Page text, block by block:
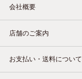
会社概要
店舗のご案内
お支払い・送料について